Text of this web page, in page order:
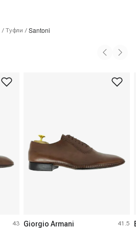
/ Туфли / Santoni
43 Giorgio Armani 41.5